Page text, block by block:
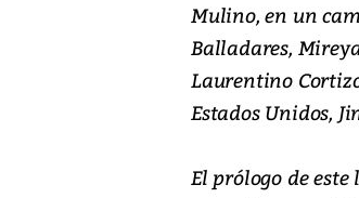
Mulino, en un
Balladares,
Laurentino
Estados Unidos,
El prólogo de